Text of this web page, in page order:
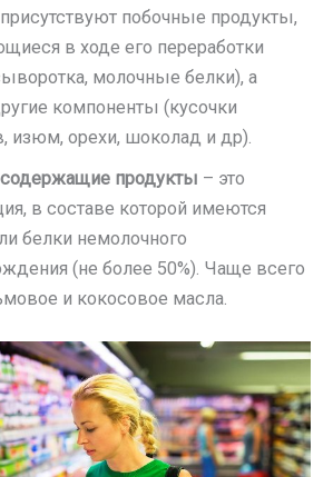
побочные продукты,
в ходе его переработки
молочные белки), а
компоненты (кусочки
изюм, орехи, шоколад и др).
продукты – это
в составе которой имеются
белки немолочного
(не более 50%). Чаще всего
и кокосовое масла.